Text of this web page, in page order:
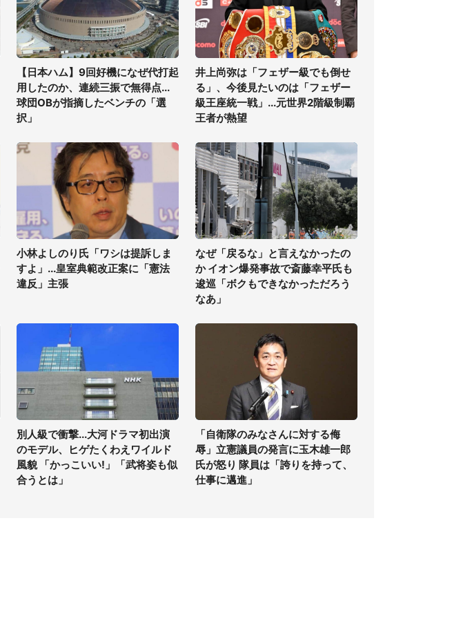
【日本ハム】9回好機になぜ代打起
用したのか、連続三振で無得点...
球団OBが指摘したベンチの「選
択」
井上尚弥は「フェザー級でも倒せ
る」、今後見たいのは「フェザー
級王座統一戦」...元世界2階級制覇
王者が熱望
小林よしのり氏「ワシは提訴しま
すよ」...皇室典範改正案に「憲法
違反」主張
なぜ「戻るな」と言えなかったの
か イオン爆発事故で斎藤幸平氏も
逡巡「ボクもできなかっただろう
なあ」
別人級で衝撃...大河ドラマ初出演
のモデル、ヒゲたくわえワイルド
風貌 「かっこいい!」「武将姿も似
合うとは」
「自衛隊のみなさんに対する侮
辱」立憲議員の発言に玉木雄一郎
氏が怒り 隊員は「誇りを持って、
仕事に邁進」